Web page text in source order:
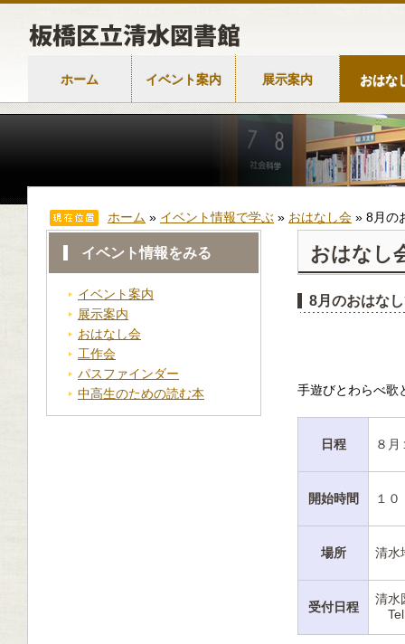
ホーム イベント案内 展示案内 おはな
ホーム » イベント情報で学ぶ » おはなし会 » 8月の
イベント情報をみる
イベント案内
展示案内
おはなし会
工作会
パスファインダー
中高生のための読む本
おはなし
8月のおはな
手遊びとわらべ歌
日程 ８
開始時間 １
場所 清水
受付日程
清水